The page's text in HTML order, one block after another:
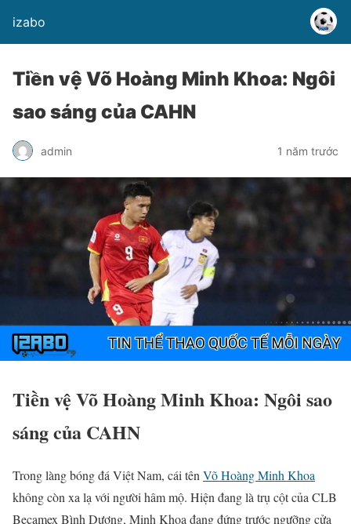
izabo
Tiền vệ Võ Hoàng Minh Khoa: Ngôi
sao sáng của CAHN
admin 1 năm trước
Tiền vệ Võ Hoàng Minh Khoa: Ngôi sao
sáng của CAHN
Trong làng bóng đá Việt Nam, cái tên Võ Hoàng Minh Khoa
không còn xa lạ với người hâm mộ. Hiện đang là trụ cột của CLB
Becamex Bình Dương, Minh Khoa đang đứng trước ngưỡng cửa